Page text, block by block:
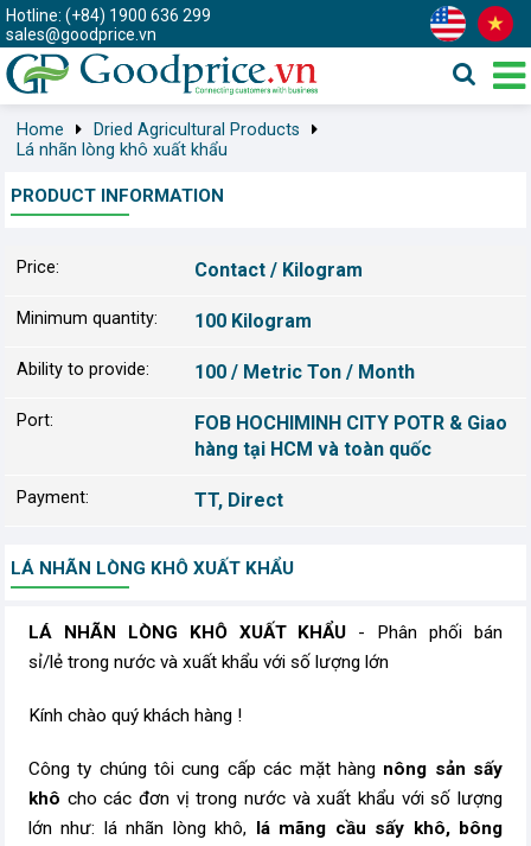
Hotline: (+84) 1900 636 299
sales@goodprice.vn
Home
Dried Agricultural Products
Lá nhãn lòng khô xuất khẩu
PRODUCT INFORMATION
Price: Contact / Kilogram
Minimum quantity: 100 Kilogram
Ability to provide: 100 / Metric Ton / Month
Port:
FOB HOCHIMINH CITY POTR & Giao
hàng tại HCM và toàn quốc
Payment: TT, Direct
LÁ NHÃN LÒNG KHÔ XUẤT KHẨU
LÁ NHÃN LÒNG KHÔ XUẤT KHẨU - Phân phối bán
sỉ/lẻ trong nước và xuất khẩu với số lượng lớn
Kính chào quý khách hàng !
Công ty chúng tôi cung cấp các mặt hàng nông sản sấy
khô cho các đơn vị trong nước và xuất khẩu với số lượng
lớn như: lá nhãn lòng khô, lá mãng cầu sấy khô, bông